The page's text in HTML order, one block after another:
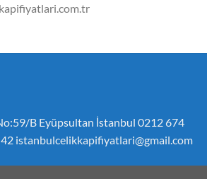
B Eyüpsultan İstanbul 0212 674
istanbulcelikkapifiyatlari@gmail.com